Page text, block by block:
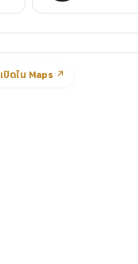
เปิดใน Maps ↗